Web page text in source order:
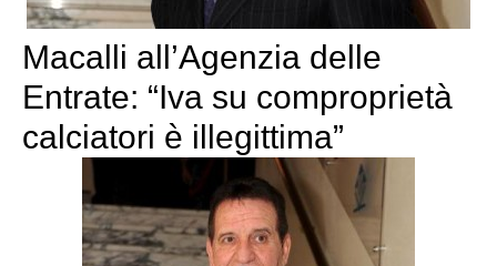
Macalli all’Agenzia delle
Entrate: “Iva su comproprietà
calciatori è illegittima”